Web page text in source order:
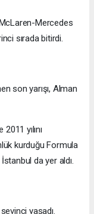
Mercedes
sırada bitirdi.
son yarışı, Alman
yılını
kurduğu Formula
da yer aldı.
yaşadı.